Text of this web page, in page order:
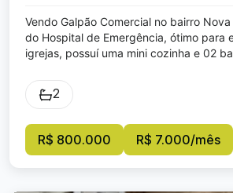
Vendo Galpão Comercial no bairro
do Hospital de Emergência, ótimo para
igrejas, possuí uma mini cozinha e 02
2
R$ 800.000 R$ 7.000/mês